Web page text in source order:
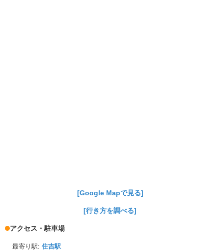
[Google Mapで見る]
[行き方を調べる]
アクセス・駐車場
最寄り駅: 住吉駅